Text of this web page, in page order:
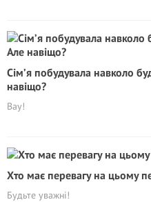
Сім’я побудувала навколо
навіщо?
Вау!
Хто має перевагу на цьому
Будьте уважні!